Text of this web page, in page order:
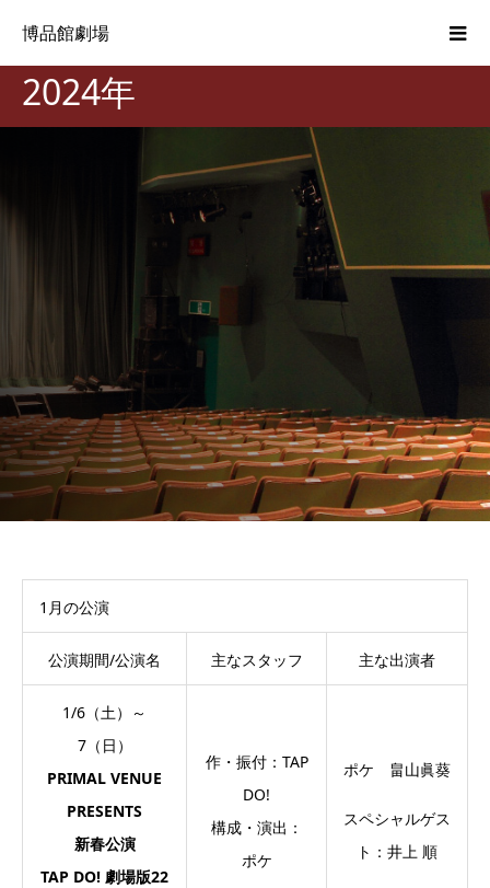
博品館劇場
2024年
1月の公演
公演期間/公演名 主なスタッフ 主な出演者
1/6（土）～
7（日）
PRIMAL VENUE
PRESENTS
新春公演
TAP DO! 劇場版22
作・振付：TAP
DO!
構成・演出：
ポケ
ポケ 畠山眞葵
スペシャルゲス
ト：井上 順